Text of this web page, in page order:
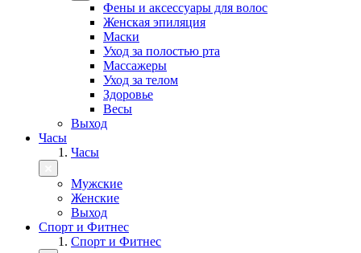
Фены и аксессуары для волос
Женская эпиляция
Маски
Уход за полостью рта
Массажеры
Уход за телом
Здоровье
Весы
Выход
Часы
Часы
Мужские
Женские
Выход
Спорт и Фитнес
Спорт и Фитнес